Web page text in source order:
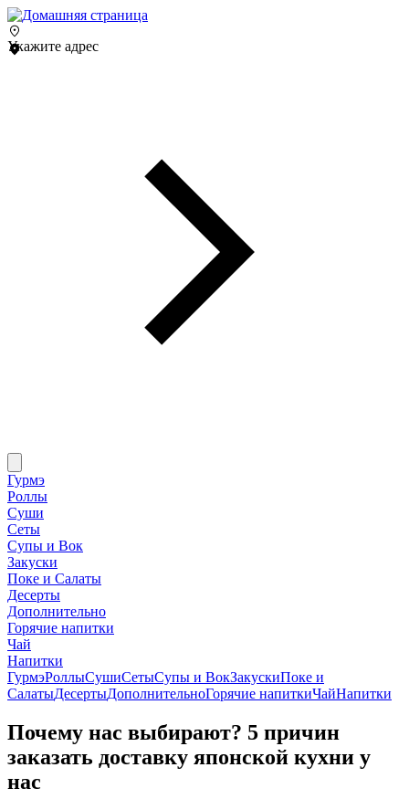
Укажите адрес
Гурмэ
Роллы
Суши
Сеты
Супы и Вок
Закуски
Поке и Салаты
Десерты
Дополнительно
Горячие напитки
Чай
Напитки
ГурмэРоллыСушиСетыСупы и ВокЗакускиПоке и
СалатыДесертыДополнительноГорячие напиткиЧайНапитки
Почему нас выбирают? 5 причин
заказать доставку японской кухни у
нас